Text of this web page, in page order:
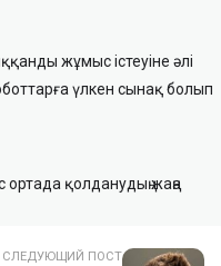
жұмыс істеуіне әлі
үлкен сынақ болып
ортада қолданудың жаңа
СЛЕДУЮЩИЙ ПОСТ